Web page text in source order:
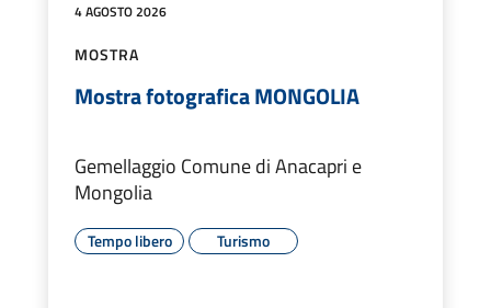
4 AGOSTO 2026
MOSTRA
Mostra fotografica MONGOLIA
Gemellaggio Comune di Anacapri e
Mongolia
Tempo libero Turismo